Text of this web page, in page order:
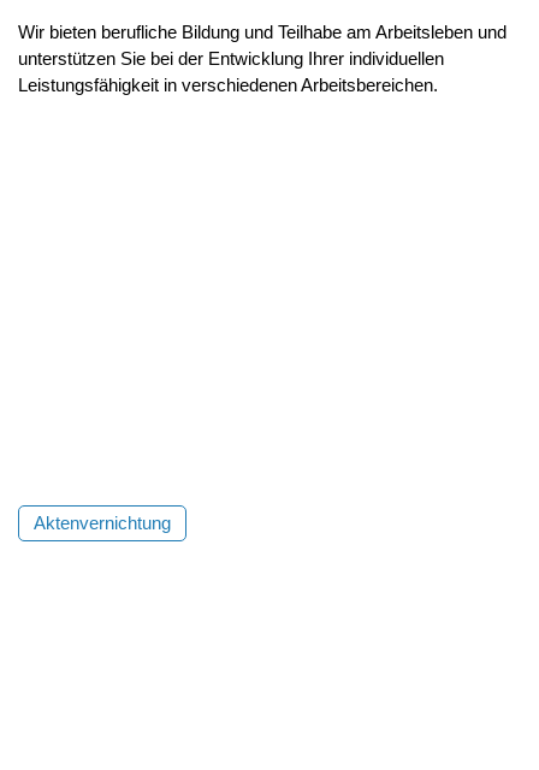
Wir bieten berufliche Bildung und Teilhabe am Arbeitsleben und
unterstützen Sie bei der Entwicklung Ihrer individuellen
Leistungsfähigkeit in verschiedenen Arbeitsbereichen.
Aktenvernichtung